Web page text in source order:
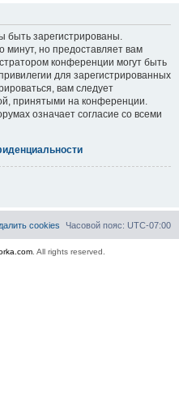
зарегистрированы.
минут, но предоставляет вам
конференции могут быть
для зарегистрированных
вам следует
принятыми на конференции.
означает согласие со всеми
Часовой пояс: UTC-07:00
cookies
. All rights reserved.